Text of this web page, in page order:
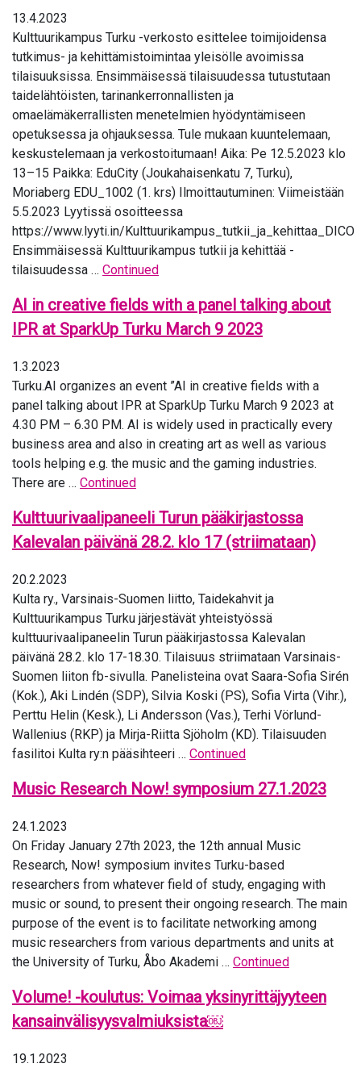
13.4.2023
Kulttuurikampus Turku -verkosto esittelee toimijoidensa
tutkimus- ja kehittämistoimintaa yleisölle avoimissa
tilaisuuksissa. Ensimmäisessä tilaisuudessa tutustutaan
taidelähtöisten, tarinankerronnallisten ja
omaelämäkerrallisten menetelmien hyödyntämiseen
opetuksessa ja ohjauksessa. Tule mukaan kuuntelemaan,
keskustelemaan ja verkostoitumaan! Aika: Pe 12.5.2023 klo
13–15 Paikka: EduCity (Joukahaisenkatu 7, Turku),
Moriaberg EDU_1002 (1. krs) Ilmoittautuminen: Viimeistään
5.5.2023 Lyytissä osoitteessa
https://www.lyyti.in/Kulttuurikampus_tutkii_ja_kehittaa_DICO
Ensimmäisessä Kulttuurikampus tutkii ja kehittää -
tilaisuudessa … Continued
AI in creative fields with a panel talking about
IPR at SparkUp Turku March 9 2023
1.3.2023
Turku.AI organizes an event ”AI in creative fields with a
panel talking about IPR at SparkUp Turku March 9 2023 at
4.30 PM – 6.30 PM. AI is widely used in practically every
business area and also in creating art as well as various
tools helping e.g. the music and the gaming industries.
There are … Continued
Kulttuurivaalipaneeli Turun pääkirjastossa
Kalevalan päivänä 28.2. klo 17 (striimataan)
20.2.2023
Kulta ry., Varsinais-Suomen liitto, Taidekahvit ja
Kulttuurikampus Turku järjestävät yhteistyössä
kulttuurivaalipaneelin Turun pääkirjastossa Kalevalan
päivänä 28.2. klo 17-18.30. Tilaisuus striimataan Varsinais-
Suomen liiton fb-sivulla. Panelisteina ovat Saara-Sofia Sirén
(Kok.), Aki Lindén (SDP), Silvia Koski (PS), Sofia Virta (Vihr.),
Perttu Helin (Kesk.), Li Andersson (Vas.), Terhi Vörlund-
Wallenius (RKP) ja Mirja-Riitta Sjöholm (KD). Tilaisuuden
fasilitoi Kulta ry:n pääsihteeri … Continued
Music Research Now! symposium 27.1.2023
24.1.2023
On Friday January 27th 2023, the 12th annual Music
Research, Now! symposium invites Turku-based
researchers from whatever field of study, engaging with
music or sound, to present their ongoing research. The main
purpose of the event is to facilitate networking among
music researchers from various departments and units at
the University of Turku, Åbo Akademi … Continued
Volume! -koulutus: Voimaa yksinyrittäjyyteen
kansainvälisyysvalmiuksista￼
19.1.2023